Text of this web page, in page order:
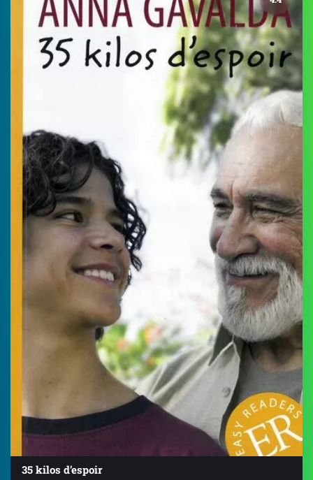
35 kilos d’espoir